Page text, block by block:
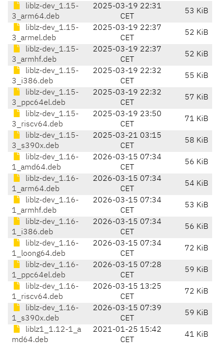
liblz-dev_1.15-
3_arm64.deb
2025-03-19 22:31
CET
53 KiB
liblz-dev_1.15-
3_armel.deb
2025-03-19 22:37
CET
52 KiB
liblz-dev_1.15-
3_armhf.deb
2025-03-19 22:37
CET
52 KiB
liblz-dev_1.15-
3_i386.deb
2025-03-19 22:32
CET
55 KiB
liblz-dev_1.15-
3_ppc64el.deb
2025-03-19 22:32
CET
57 KiB
liblz-dev_1.15-
3_riscv64.deb
2025-03-19 23:50
CET
71 KiB
liblz-dev_1.15-
3_s390x.deb
2025-03-21 03:15
CET
58 KiB
liblz-dev_1.16-
1_amd64.deb
2026-03-15 07:34
CET
56 KiB
liblz-dev_1.16-
1_arm64.deb
2026-03-15 07:34
CET
54 KiB
liblz-dev_1.16-
1_armhf.deb
2026-03-15 07:34
CET
53 KiB
liblz-dev_1.16-
1_i386.deb
2026-03-15 07:34
CET
56 KiB
liblz-dev_1.16-
1_loong64.deb
2026-03-15 07:34
CET
72 KiB
liblz-dev_1.16-
1_ppc64el.deb
2026-03-15 07:28
CET
59 KiB
liblz-dev_1.16-
1_riscv64.deb
2026-03-15 13:25
CET
72 KiB
liblz-dev_1.16-
1_s390x.deb
2026-03-15 07:39
CET
59 KiB
liblz1_1.12-1_a
md64.deb
2021-01-25 15:42
CET
41 KiB